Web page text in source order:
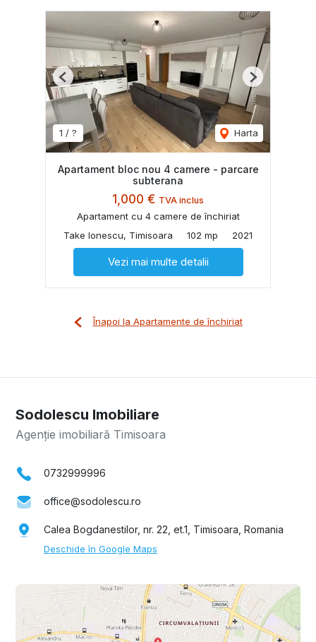
1 / ? Harta
Previous Next
Apartament bloc nou 4 camere - parcare
subterana
1,000 € TVA inclus
Apartament cu 4 camere de închiriat
Take Ionescu, Timisoara
102 mp 2021
Vezi mai multe detalii
Înapoi la Apartamente de închiriat
Sodolescu Imobiliare
Agenție imobiliară Timisoara
0732999996
office@sodolescu.ro
Calea Bogdanestilor, nr. 22, et.1, Timisoara, Romania
Deschide în Google Maps